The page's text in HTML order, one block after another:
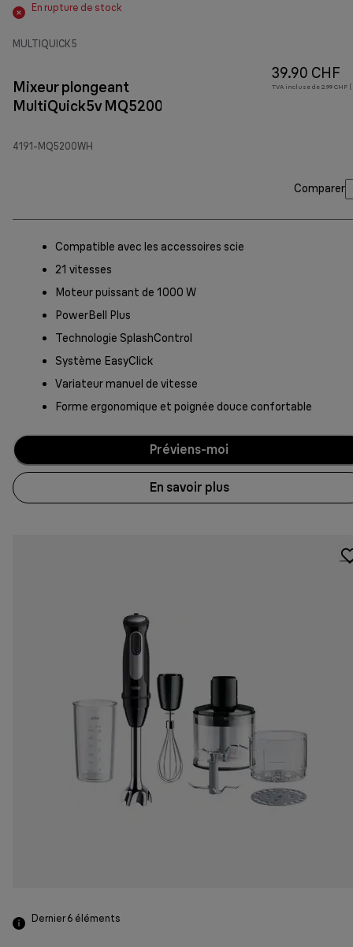
En rupture de stock
MULTIQUICK 5
Mixeur plongeant
MultiQuick5v MQ5200WH
4191-MQ5200WH
39.90 CHF
TVA incluse de 2.99 CHF (
Comparer
Compatible avec les accessoires scie
21 vitesses
Moteur puissant de 1000 W
PowerBell Plus
Technologie SplashControl
Système EasyClick
Variateur manuel de vitesse
Forme ergonomique et poignée douce confortable
Préviens-moi
En savoir plus
Dernier 6 éléments